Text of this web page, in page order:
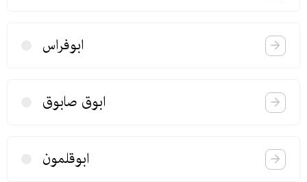
ابوفراس
ابوق صابوق
ابوقلمون